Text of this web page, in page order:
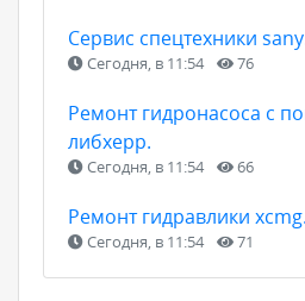
Сервис спецтехники
Сегодня, в 11:54 76
Ремонт гидронасоса с
либхерр.
Сегодня, в 11:54 66
Ремонт гидравлики xcmg.
Сегодня, в 11:54 71